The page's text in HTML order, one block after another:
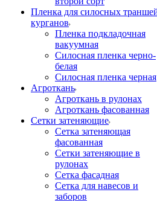
Пленка для силосных
курганов
Пленка подкладочная
вакуумная
Силосная пленка черно-
белая
Силосная пленка черная
Агроткань
Агроткань в рулонах
Агроткань фасованная
Сетки затеняющие
Сетка затеняющая
фасованная
Сетки затеняющие в
рулонах
Сетка фасадная
Сетка для навесов и
заборов